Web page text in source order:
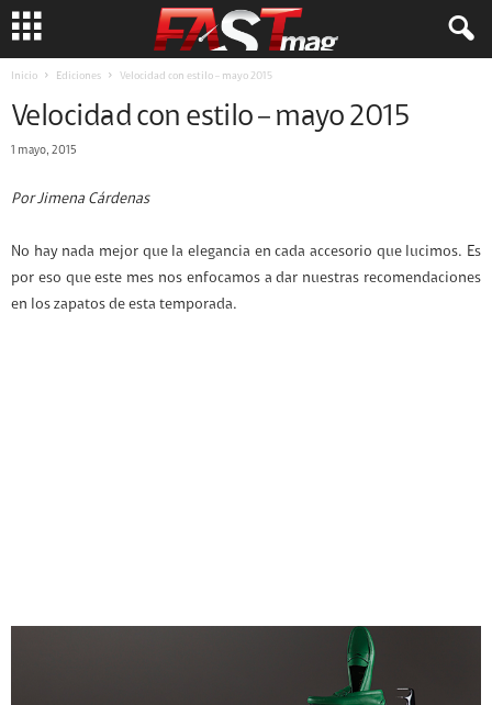
Inicio Ediciones Velocidad con estilo – mayo 2015
Velocidad con estilo – mayo 2015
1 mayo, 2015
Por Jimena Cárdenas
No hay nada mejor que la elegancia en cada accesorio que lucimos. Es
por eso que este mes nos enfocamos a dar nuestras recomendaciones
en los zapatos de esta temporada.